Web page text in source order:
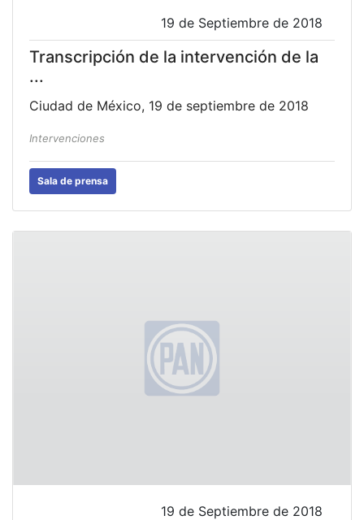
19 de Septiembre de 2018
Transcripción de la intervención de la
...
Ciudad de México, 19 de septiembre de 2018
Intervenciones
Sala de prensa
19 de Septiembre de 2018